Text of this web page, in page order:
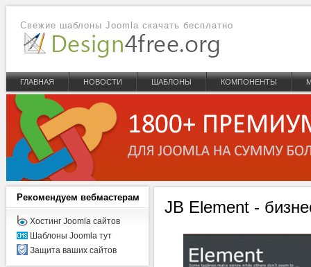
Свежие шаблоны Joomla скачать бесплатно
ГЛАВНАЯ НОВОСТИ ШАБЛОНЫ КОМПОНЕНТЫ
JB Element -
Рекомендуем вебмастерам
Хостинг Joomla сайтов
Шаблоны Joomla тут
Защита ваших сайтов